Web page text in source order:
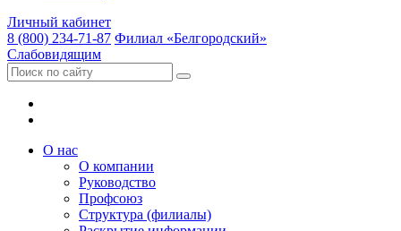
Личный кабинет
8 (800) 234-71-87 Филиал «Белгородский»
Слабовидящим
О нас
О компании
Руководство
Профсоюз
Структура (филиалы)